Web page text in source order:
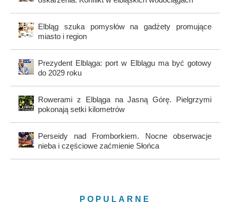
Elbląg szuka pomysłów na gadżety promujące
miasto i region
Prezydent Elbląga: port w Elblągu ma być gotowy
do 2029 roku
Rowerami z Elbląga na Jasną Górę. Pielgrzymi
pokonają setki kilometrów
Perseidy nad Fromborkiem. Nocne obserwacje
nieba i częściowe zaćmienie Słońca
POPULARNE